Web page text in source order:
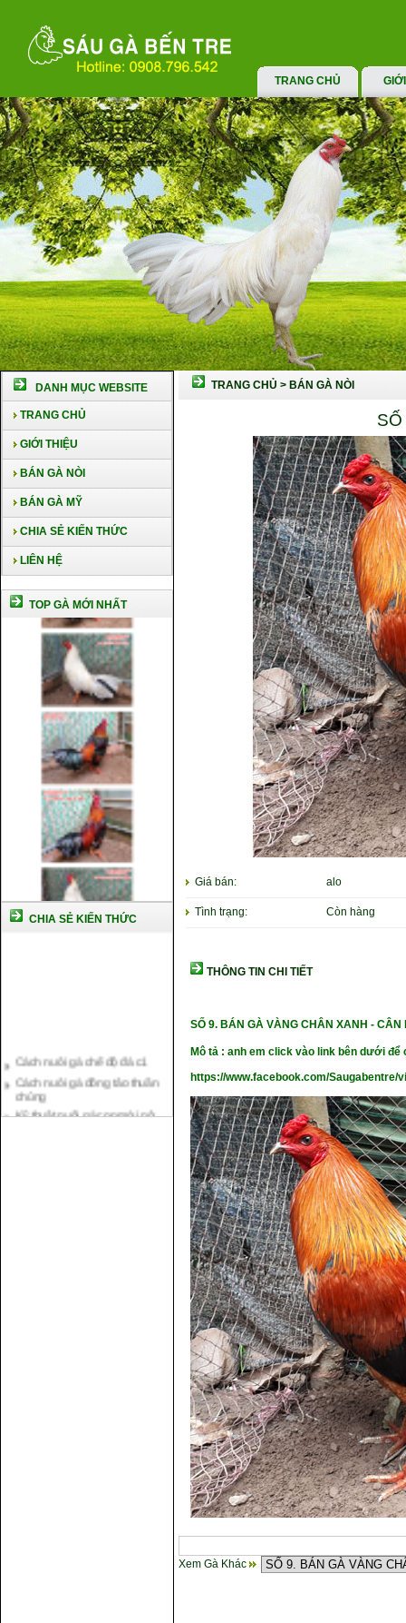
TRANG CHỦ
DANH MỤC WEBSITE
TRANG CHỦ
GIỚI THIỆU
BÁN GÀ NÒI
BÁN GÀ MỸ
CHIA SẺ KIẾN THỨC
LIÊN HỆ
TOP GÀ MỚI NHẤT
CHIA SẺ KIẾN THỨC
Cách nuôi gà đông tảo thuần
chủng
Kỹ thuật nuôi gà con mới nở
Hướng dẫn nuôi gà đá
TRANG CHỦ > BÁN GÀ NÒI
Giá bán: alo
Tình trạng: Còn hàng
THÔNG TIN CHI TIẾT
SỐ 9.BÁN GÀ VÀNG CHÂN XANH - CÂN
Mô tả : anh em click vào link bên dưới để
https://www.facebook.com/Saugabentre/
Xem Gà Khác